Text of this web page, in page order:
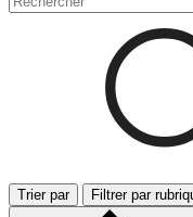
Trier par Filtrer par